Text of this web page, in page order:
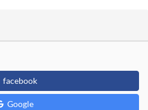
facebook
Google